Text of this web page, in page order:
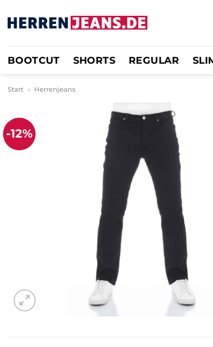
Inhalt
BOOTCUT SHORTS REGULAR
Start » Herrenjeans
-12%